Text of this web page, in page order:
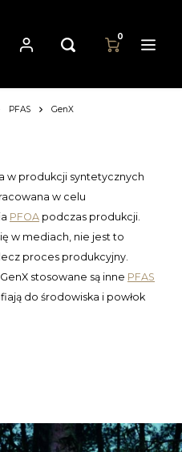
0
PFAS GenX
w produkcji syntetycznych
w celu
PFOA podczas produkcji.
w mediach, nie jest to
proces produkcyjny.
stosowane są inne PFAS
do środowiska i powłok